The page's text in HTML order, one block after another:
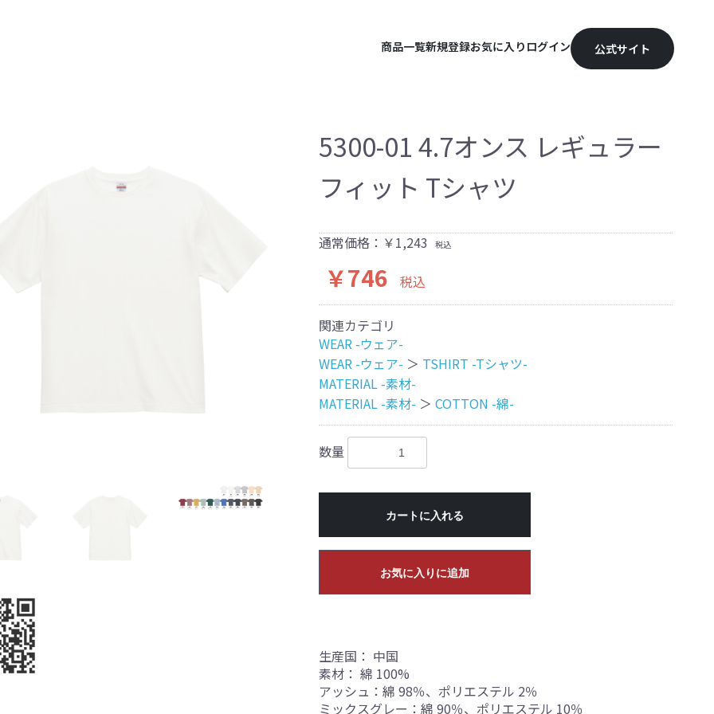
商品一覧新規登録お気に入り ログイン 公式サイト
5300-01 4.7オンス レギュラー
フィット Tシャツ
通常価格：￥1,243 税込
￥746 税込
関連カテゴリ
WEAR -ウェア-
WEAR -ウェア- ＞ TSHIRT -Tシャツ-
MATERIAL -素材-
MATERIAL -素材- ＞ COTTON -綿-
数量
カートに入れる
お気に入りに追加
生産国： 中国
素材： 綿 100%
アッシュ：綿 98％、ポリエステル 2％
ミックスグレー：綿 90％、ポリエステル 10％